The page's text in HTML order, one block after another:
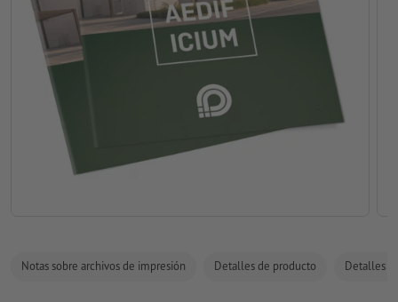
Notas sobre archivos de impresión Detalles de producto Detalles